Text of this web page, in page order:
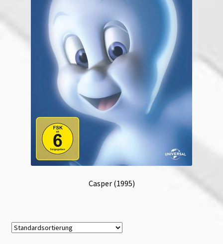
Casper (1995)